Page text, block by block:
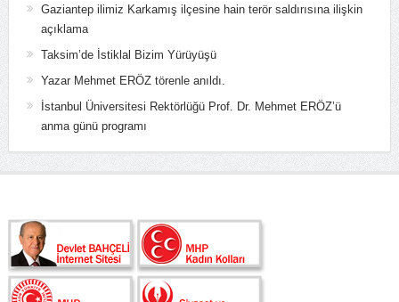
Gaziantep ilimiz Karkamış ilçesine hain terör saldırısına ilişkin
açıklama
Taksim’de İstiklal Bizim Yürüyüşü
Yazar Mehmet ERÖZ törenle anıldı.
İstanbul Üniversitesi Rektörlüğü Prof. Dr. Mehmet ERÖZ’ü
anma günü programı